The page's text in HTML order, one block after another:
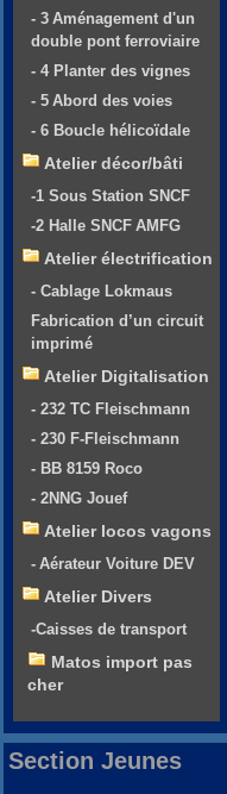
- 3 Aménagement d'un
double pont ferroviaire
- 4 Planter des vignes
- 5 Abord des voies
- 6 Boucle hélicoïdale
Atelier décor/bâti
-1 Sous Station SNCF
-2 Halle SNCF AMFG
Atelier électrification
- Cablage Lokmaus
Fabrication d’un circuit
imprimé
Atelier Digitalisation
- 232 TC Fleischmann
- 230 F-Fleischmann
- BB 8159 Roco
- 2NNG Jouef
Atelier locos vagons
- Aérateur Voiture DEV
Atelier Divers
-Caisses de transport
Matos import pas
cher
Section Jeunes